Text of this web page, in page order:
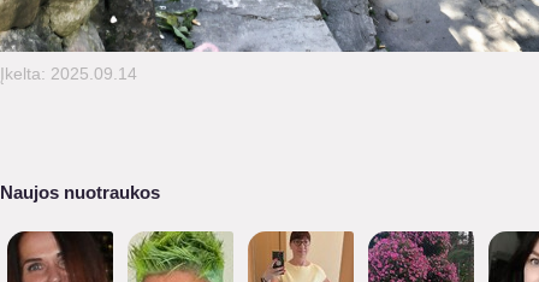
Įkelta: 2025.09.14
Naujos nuotraukos